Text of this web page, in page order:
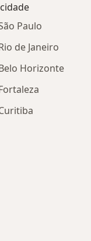
Paulo
de Janeiro
Horizonte